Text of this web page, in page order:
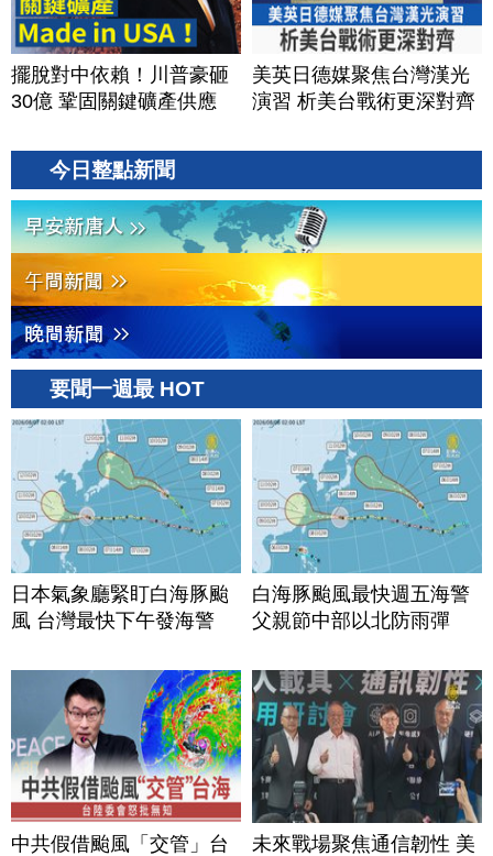
擺脫對中依賴！川普豪砸
30億 鞏固關鍵礦產供應
美英日德媒聚焦台灣漢光
演習 析美台戰術更深對齊
今日整點新聞
要聞一週最 HOT
日本氣象廳緊盯白海豚颱
風 台灣最快下午發海警
白海豚颱風最快週五海警
父親節中部以北防雨彈
中共假借颱風「交管」台
未來戰場聚焦通信韌性 美